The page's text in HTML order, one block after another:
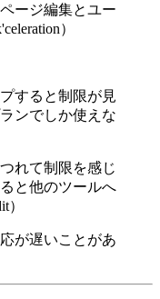
ージ編集とユー
）
すると制限が見
ンでしか使えな
れて制限を感じ
と他のツールへ
が遅いことがあ